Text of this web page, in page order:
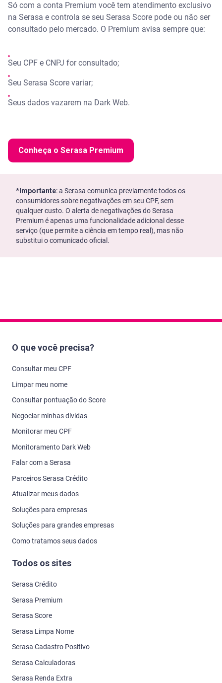
Só com a conta Premium você tem atendimento exclusivo
na Serasa e controla se seu Serasa Score pode ou não ser
consultado pelo mercado. O Premium avisa sempre que:
Seu CPF e CNPJ for consultado;
Seu Serasa Score variar;
Seus dados vazarem na Dark Web.
Conheça o Serasa Premium
*Importante: a Serasa comunica previamente todos os
consumidores sobre negativações em seu CPF, sem
qualquer custo. O alerta de negativações do Serasa
Premium é apenas uma funcionalidade adicional desse
serviço (que permite a ciência em tempo real), mas não
substitui o comunicado oficial.
O que você precisa?
Consultar meu CPF
Limpar meu nome
Consultar pontuação do Score
Negociar minhas dívidas
Monitorar meu CPF
Monitoramento Dark Web
Falar com a Serasa
Parceiros Serasa Crédito
Atualizar meus dados
Soluções para empresas
Soluções para grandes empresas
Como tratamos seus dados
Todos os sites
Serasa Crédito
Serasa Premium
Serasa Score
Serasa Limpa Nome
Serasa Cadastro Positivo
Serasa Calculadoras
Serasa Renda Extra